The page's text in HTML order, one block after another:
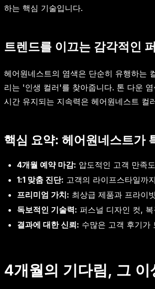
하는 핵심 기술입니다.
트렌드를 이끄는 감각적인
헤어원네스트의 염색은 단순히 유행하는
리는 '인생 컬러'를 찾아줍니다. 톤 다운
시간 유지되는 지속력은 헤어원네스트 컬
핵심 요약: 헤어원네스트가
4개월 예약 마감: 압도적인 고객 만족
1:1 맞춤 진단: 고객의 라이프스타일까
프리미엄 가치: 최상급 제품과 프라이
독보적인 기술력: 퍼스널 디자인 컷,
결과에 대한 신뢰: 수많은 고객 후기가
4개월의 기다림, 그